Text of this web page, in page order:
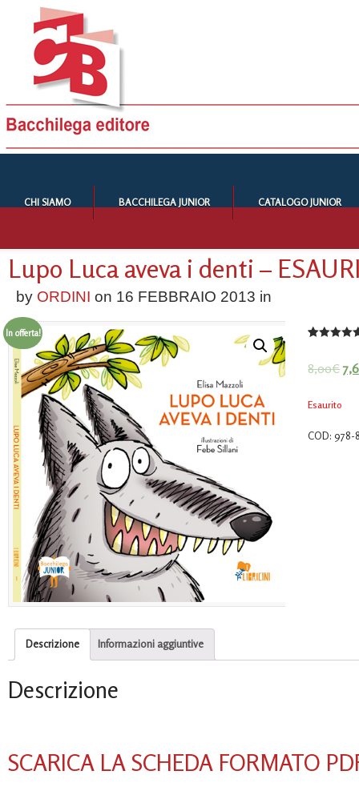
CHI SIAMO BACCHILEGA JUNIOR CATALOGO JUNIOR
Lupo Luca aveva i denti –
by ORDINI on 16 FEBBRAIO 2013 in
In offerta!
su base
8,00€
Esaurito
COD:978-
Descrizione Informazioni aggiuntive
Descrizione
SCARICA LA SCHEDA FORMATO